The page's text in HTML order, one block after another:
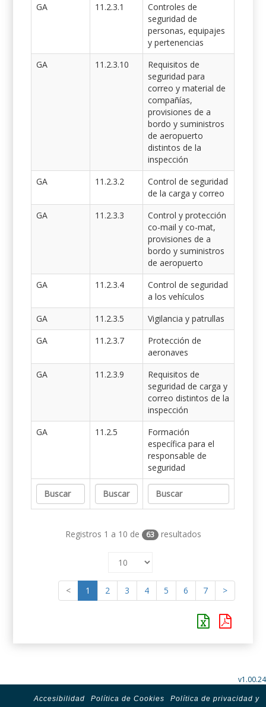
GA
11.2.3.1
Controles de
seguridad de
personas, equipajes
y pertenencias
GA
11.2.3.10
Requisitos de
seguridad para
correo y material de
compañías,
provisiones de a
bordo y suministros
de aeropuerto
distintos de la
inspección
GA
11.2.3.2
Control de seguridad
de la carga y correo
GA
11.2.3.3
Control y protección
co-mail y co-mat,
provisiones de a
bordo y suministros
de aeropuerto
GA
11.2.3.4
Control de seguridad
a los vehículos
GA
11.2.3.5
Vigilancia y patrullas
GA
11.2.3.7
Protección de
aeronaves
GA
11.2.3.9
Requisitos de
seguridad de carga y
correo distintos de la
inspección
GA
11.2.5
Formación
específica para el
responsable de
seguridad
Registros 1 a 10 de 63 resultados
< 1 2 3 4 5 6 7 >
v1.00.24
Accesibilidad Política de Cookies
Política de privacidad y